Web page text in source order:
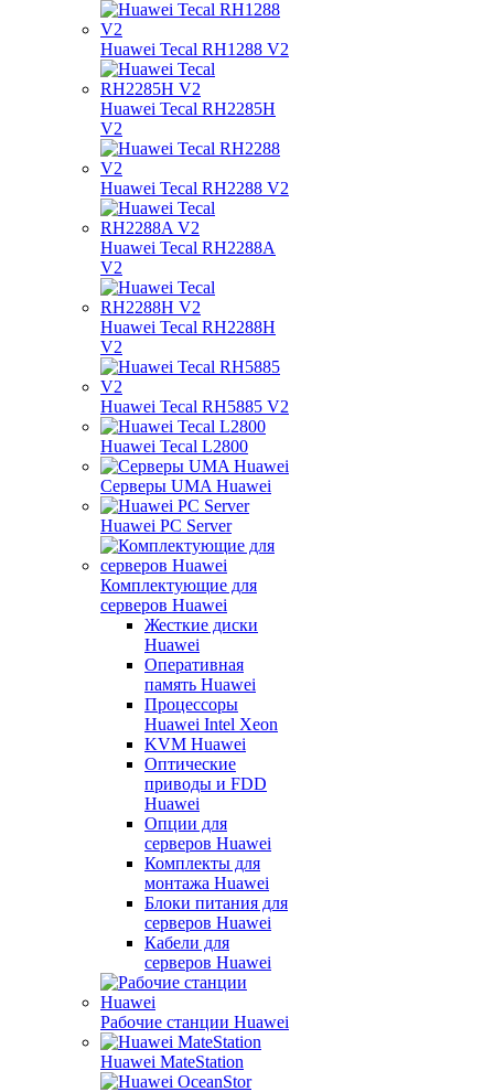
Huawei Tecal RH1288 V2
Huawei Tecal RH2285H
V2
Huawei Tecal RH2288 V2
Huawei Tecal RH2288A
V2
Huawei Tecal RH2288H
V2
Huawei Tecal RH5885 V2
Huawei Tecal L2800
Серверы UMA Huawei
Huawei PC Server
Комплектующие для
серверов Huawei
Жесткие диски
Huawei
Оперативная
память Huawei
Процессоры
Huawei Intel Xeon
KVM Huawei
Оптические
приводы и FDD
Huawei
Опции для
серверов Huawei
Комплекты для
монтажа Huawei
Блоки питания для
серверов Huawei
Кабели для
серверов Huawei
Рабочие станции Huawei
Huawei MateStation